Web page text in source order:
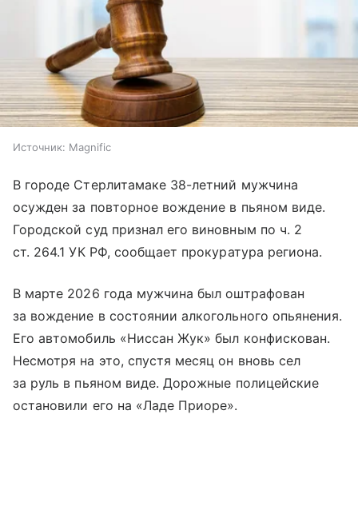
Источник: Magnific
В городе Стерлитамаке 38-летний мужчина
осужден за повторное вождение в пьяном виде.
Городской суд признал его виновным по ч. 2
ст. 264.1 УК РФ, сообщает прокуратура региона.
В марте 2026 года мужчина был оштрафован
за вождение в состоянии алкогольного опьянения.
Его автомобиль «Ниссан Жук» был конфискован.
Несмотря на это, спустя месяц он вновь сел
за руль в пьяном виде. Дорожные полицейские
остановили его на «Ладе Приоре».